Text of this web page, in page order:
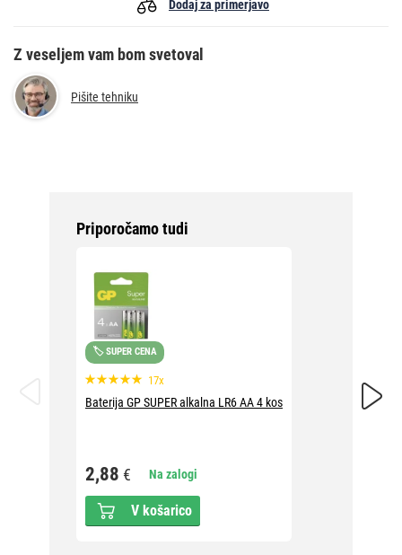
Dodaj za primerjavo
Z veseljem vam bom svetoval
Pišite tehniku
Priporočamo tudi
🏷️ SUPER CENA
17x
Baterija GP SUPER alkalna LR6 AA 4 kos
2,88 € Na zalogi
V košarico